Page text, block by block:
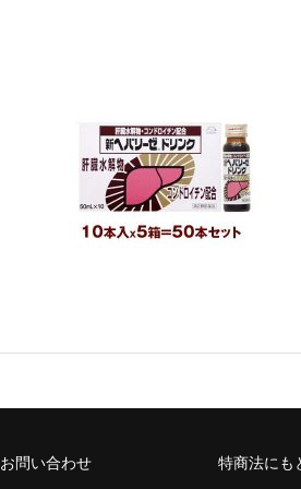
お問い合わせ 特商法にも